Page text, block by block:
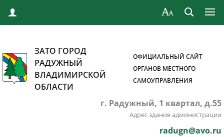
ЗАТО ГОРОД
РАДУЖНЫЙ
ВЛАДИМИРСКОЙ
ОБЛАСТИ
ОФИЦИАЛЬНЫЙ САЙТ
ОРГАНОВ МЕСТНОГО
САМОУПРАВЛЕНИЯ
г. Радужный, 1 квартал, д.55
Адрес здания администрации
radugn@avo.ru